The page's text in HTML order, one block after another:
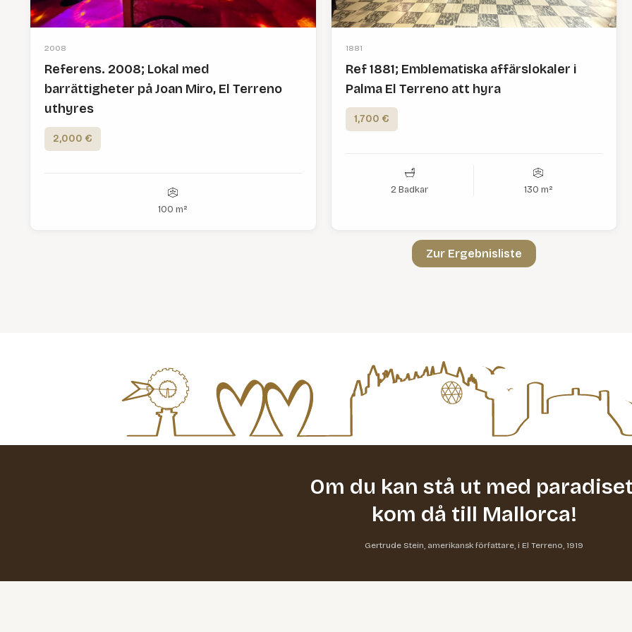
2008
Referens. 2008; Lokal med
barrättigheter på Joan Miro, El Terreno
uthyres
2,000 €
100 m²
1881
Ref 1881; Emblematiska affärslokaler i
Palma El Terreno att hyra
1,700 €
2 Badkar 130 m²
Zur Ergebnisliste
Om du kan stå ut med
kom då till Mallorca!
Gertrude Stein, amerikansk författare, i El Terreno, 1919